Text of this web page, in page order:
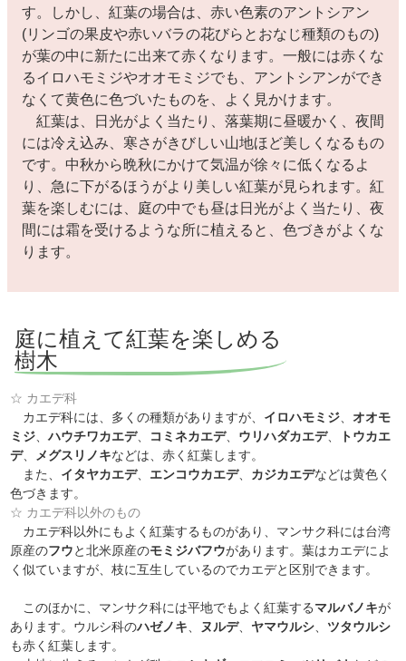
す。しかし、紅葉の場合は、赤い色素のアントシアン
(リンゴの果皮や赤いバラの花びらとおなじ種類のもの)
が葉の中に新たに出来て赤くなります。一般には赤くな
るイロハモミジやオオモミジでも、アントシアンができ
なくて黄色に色づいたものを、よく見かけます。
紅葉は、日光がよく当たり、落葉期に昼暖かく、夜間
には冷え込み、寒さがきびしい山地ほど美しくなるもの
です。中秋から晩秋にかけて気温が徐々に低くなるよ
り、急に下がるほうがより美しい紅葉が見られます。紅
葉を楽しむには、庭の中でも昼は日光がよく当たり、夜
間には霜を受けるような所に植えると、色づきがよくな
ります。
庭に植えて紅葉を楽しめる
樹木
☆ カエデ科
カエデ科には、多くの種類がありますが、 イロハモミジ 、オオモ
ミジ 、ハウチワカエデ、 コミネカエデ、 ウリハダカエデ、
トウカエ
デ、 メグスリノキなどは、赤く紅葉します。
また、 イタヤカエデ、 エンコウカエデ、 カジカエデなどは黄色く
色づきます。
☆ カエデ科以外のもの
カエデ科以外にもよく紅葉するものがあり、マンサク科には台湾
原産のフウと北米原産のモミジバフウがあります。葉はカエデによ
く似ていますが、枝に互生しているのでカエデと区別できます。
このほかに、マンサク科には平地でもよく紅葉するマルバノキが
あります。ウルシ科のハゼノキ ヌルデ、 ヤマウルシ
ツタウルシ
も赤く紅葉します。